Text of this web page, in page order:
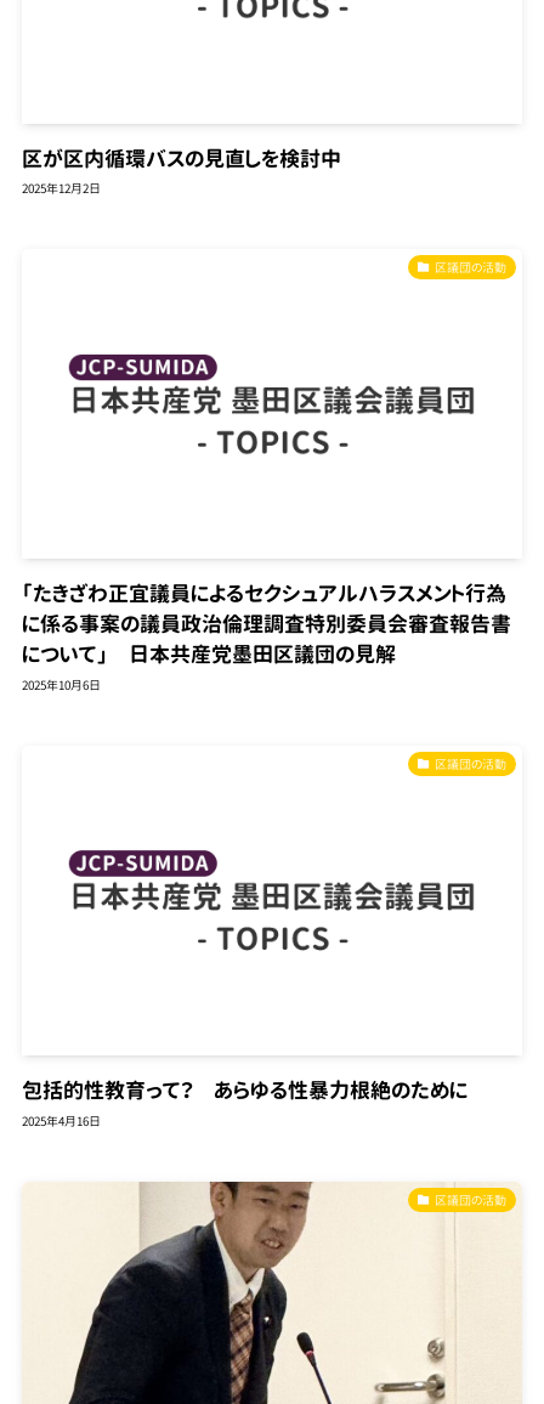
区が区内循環バスの見直しを検討中
2025年12月2日
区議団の活動
「たきざわ正宜議員によるセクシュアルハラスメント行為
に係る事案の議員政治倫理調査特別委員会審査報告書
について」 日本共産党墨田区議団の見解
2025年10月6日
区議団の活動
包括的性教育って？ あらゆる性暴力根絶のために
2025年4月16日
区議団の活動